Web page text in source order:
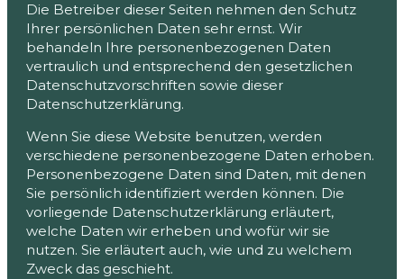
Die Betreiber dieser Seiten nehmen den Schutz
Ihrer persönlichen Daten sehr ernst. Wir
behandeln Ihre personenbezogenen Daten
vertraulich und entsprechend den gesetzlichen
Datenschutzvorschriften sowie dieser
Datenschutzerklärung.
Wenn Sie diese Website benutzen, werden
verschiedene personenbezogene Daten erhoben.
Personenbezogene Daten sind Daten, mit denen
Sie persönlich identifiziert werden können. Die
vorliegende Datenschutzerklärung erläutert,
welche Daten wir erheben und wofür wir sie
nutzen. Sie erläutert auch, wie und zu welchem
Zweck das geschieht.